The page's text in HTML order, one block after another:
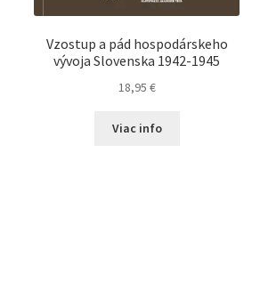
Vzostup a pád hospodárskeho
vývoja Slovenska 1942-1945
18,95 €
Viac info